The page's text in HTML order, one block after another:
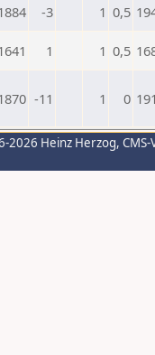
-3 1 0,5
1 1 0,5
-11 1 0
2026 Heinz Herzog,